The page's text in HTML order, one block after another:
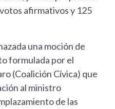
afirmativos y 125
una moción de
formulada por el
(Coalición Cívica) que
al ministro
de las